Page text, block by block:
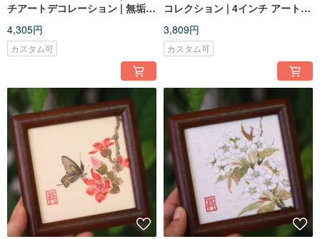
チアートデコレーション | 無垢材
4,305円
カスタム可
コレクション | 4インチ アートデ
3,809円
カスタム可